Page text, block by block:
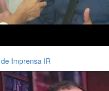
Imprensa IR